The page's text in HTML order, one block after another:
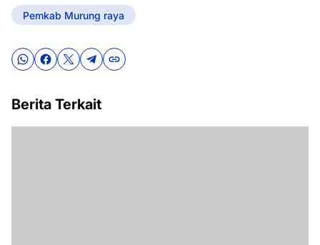
Pemkab Murung raya
Berita Terkait